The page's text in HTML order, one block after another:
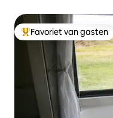
Topfavoriet van gasten
Favoriet van gasten